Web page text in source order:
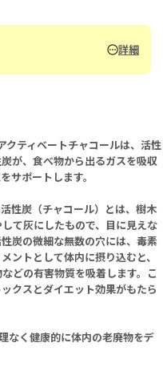
詳細
ティベートチャコールは、活性
が、食べ物から出るガスを吸収
サポートします。
性炭（チャコール）とは、樹木
て灰にしたもので、目に見えな
炭の微細な無数の穴には、毒素
ントとして体内に摂り込むと、
どの有害物質を吸着します。こ
クスとダイエット効果がもたら
なく健康的に体内の老廃物をデ